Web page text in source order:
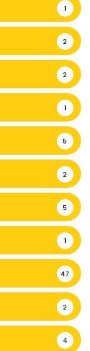
1
2
2
1
5
2
5
1
47
2
4